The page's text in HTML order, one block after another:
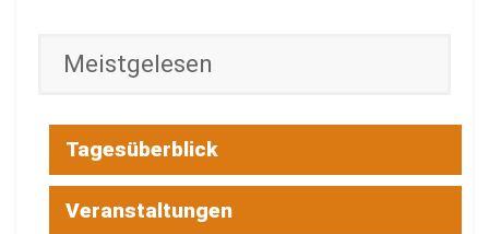
Meistgelesen
Tagesüberblick
Veranstaltungen